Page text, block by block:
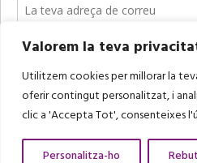
Valorem la teva
Utilitzem cookies per millorar la
oferir contingut personalitzat, i
clic a 'Accepta Tot', consenteixes
Personalitza-ho